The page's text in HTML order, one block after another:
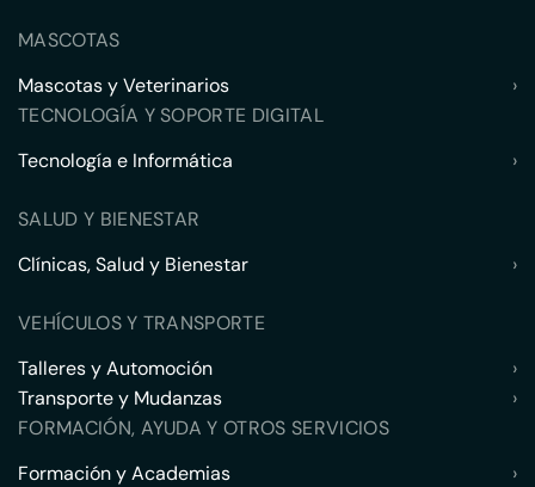
MASCOTAS
Mascotas y Veterinarios
›
TECNOLOGÍA Y SOPORTE DIGITAL
Tecnología e Informática
›
SALUD Y BIENESTAR
Clínicas, Salud y Bienestar
›
VEHÍCULOS Y TRANSPORTE
Talleres y Automoción
›
Transporte y Mudanzas
›
FORMACIÓN, AYUDA Y OTROS SERVICIOS
Formación y Academias
›